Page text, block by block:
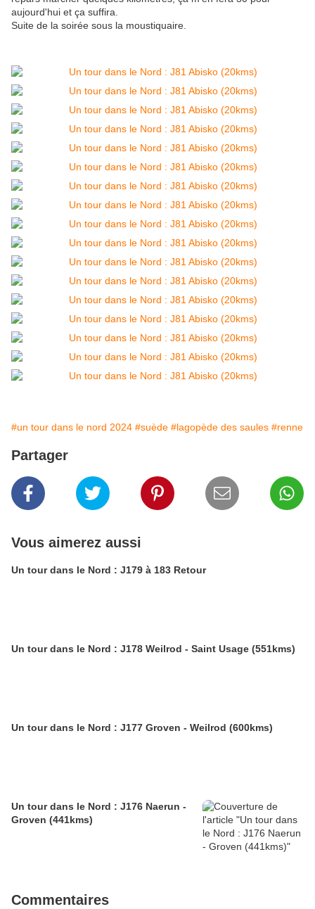
aujourd'hui et ça suffira.
Suite de la soirée sous la moustiquaire.
#un tour dans le nord 2024 #suède #lagopède des saules #renne
Partager
Vous aimerez aussi
Un tour dans le Nord : J179 à 183 Retour
Un tour dans le Nord : J178 Weilrod - Saint Usage (551kms)
Un tour dans le Nord : J177 Groven - Weilrod (600kms)
Un tour dans le Nord : J176 Naerun -
Groven (441kms)
Commentaires